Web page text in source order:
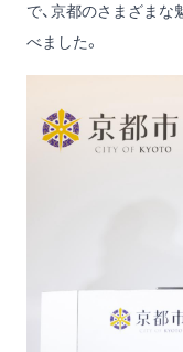
で、京都のさまざまな
べました。